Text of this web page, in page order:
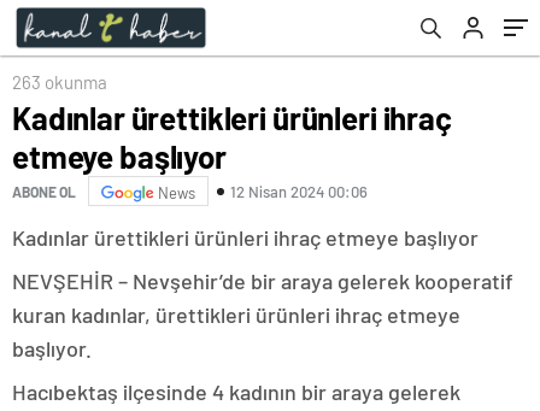
263 okunma
Kadınlar ürettikleri ürünleri ihraç
etmeye başlıyor
ABONE OL News 12 Nisan 2024 00:06
Kadınlar ürettikleri ürünleri ihraç etmeye başlıyor
NEVŞEHİR – Nevşehir’de bir araya gelerek kooperatif
kuran kadınlar, ürettikleri ürünleri ihraç etmeye
başlıyor.
Hacıbektaş ilçesinde 4 kadının bir araya gelerek